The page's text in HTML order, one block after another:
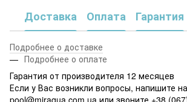
Доставка Оплата Гарантия
Подробнее о доставке
Подробнее о оплате
Гарантия от производителя 12 месяцев
Если у Вас возникли вопросы, напишите
pool@miraqua.com.ua или звоните +38